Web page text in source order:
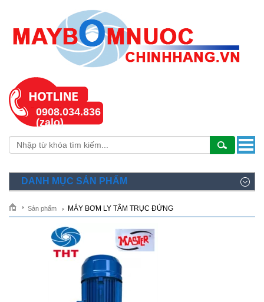
0908.034.836
(zalo)
DANH MỤC SẢN PHẨM
Sản phẩm MÁY BƠM LY TÂM TRỤC ĐỨNG